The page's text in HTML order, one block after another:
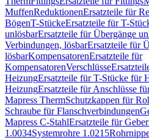
MuffenReduktionenErsatzteile für
BögenT-StückeErsatzteile für T-
unlösbarErsatzteile für Übergänge
Verbindungen, lösbarErsatzteile für
lösbarKompensatorenErsatzteile für
KompensatorenVerschlüsse
HeizungErsatzteile für T-Stücke für
HeizungErsatzteile für Anschlüsse
Mapress ThermSchutzkappen für
Schraube für Flanschverbindungen
Mapress C-StahlErsatzteile für
1.0034Systemrohre 1.0215